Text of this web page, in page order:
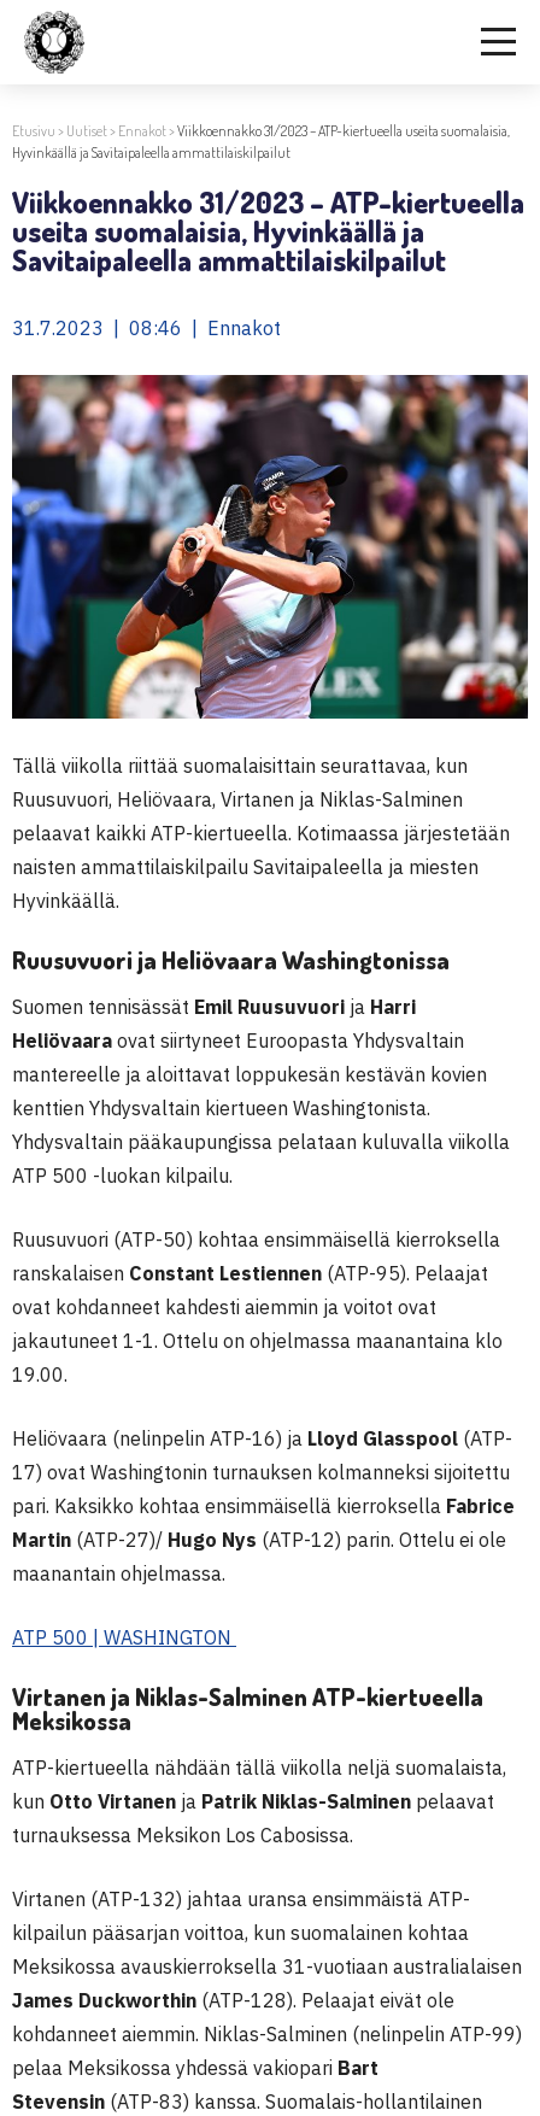
Etusivu > Uutiset> Ennakot>Viikkoennakko 31/2023 – ATP-kiertueella useita suomalaisia,
Hyvinkäällä ja Savitaipaleella ammattilaiskilpailut
Viikkoennakko 31/2023 – ATP-kiertueella
useita suomalaisia, Hyvinkäällä ja
Savitaipaleella ammattilaiskilpailut
31.7.2023 | 08:46 | Ennakot
Tällä viikolla riittää suomalaisittain seurattavaa, kun
Ruusuvuori, Heliövaara, Virtanen ja Niklas-Salminen
pelaavat kaikki ATP-kiertueella. Kotimaassa järjestetään
naisten ammattilaiskilpailu Savitaipaleella ja miesten
Hyvinkäällä.
Ruusuvuori ja Heliövaara Washingtonissa
Suomen tennisässät Emil Ruusuvuori ja Harri
Heliövaara ovat siirtyneet Euroopasta Yhdysvaltain
mantereelle ja aloittavat loppukesän kestävän kovien
kenttien Yhdysvaltain kiertueen Washingtonista.
Yhdysvaltain pääkaupungissa pelataan kuluvalla viikolla
ATP 500 -luokan kilpailu.
Ruusuvuori (ATP-50) kohtaa ensimmäisellä kierroksella
ranskalaisen Constant Lestiennen (ATP-95). Pelaajat
ovat kohdanneet kahdesti aiemmin ja voitot ovat
jakautuneet 1-1. Ottelu on ohjelmassa maanantaina klo
19.00.
Heliövaara (nelinpelin ATP-16) ja Lloyd Glasspool (ATP-
17) ovat Washingtonin turnauksen kolmanneksi sijoitettu
pari. Kaksikko kohtaa ensimmäisellä kierroksella Fabrice
Martin (ATP-27)/ Hugo Nys (ATP-12) parin. Ottelu ei ole
maanantain ohjelmassa.
ATP 500 | WASHINGTON
Virtanen ja Niklas-Salminen ATP-kiertueella
Meksikossa
ATP-kiertueella nähdään tällä viikolla neljä suomalaista,
kun Otto Virtanen ja Patrik Niklas-Salminen pelaavat
turnauksessa Meksikon Los Cabosissa.
Virtanen (ATP-132) jahtaa uransa ensimmäistä ATP-
kilpailun pääsarjan voittoa, kun suomalainen kohtaa
Meksikossa avauskierroksella 31-vuotiaan australialaisen
James Duckworthin (ATP-128). Pelaajat eivät ole
kohdanneet aiemmin. Niklas-Salminen (nelinpelin ATP-99)
pelaa Meksikossa yhdessä vakiopari Bart
Stevensin (ATP-83) kanssa. Suomalais-hollantilainen